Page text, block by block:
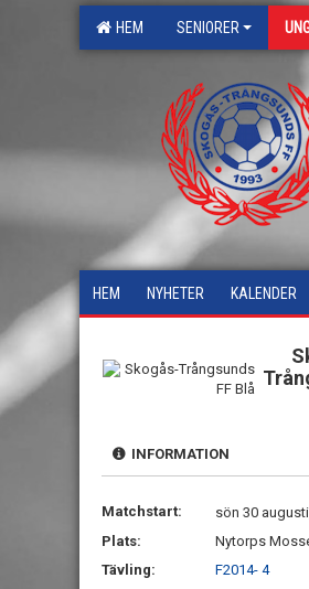
HEM SENIORER
HEM NYHETER KALENDER
INFORMATION
Matchstart:
sön 30
Plats:
Nytorps
Tävling:
F2014- 4